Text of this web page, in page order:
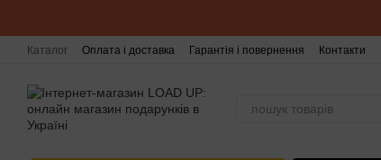
Каталог Оплата і доставка Гарантія і повернення Контакти